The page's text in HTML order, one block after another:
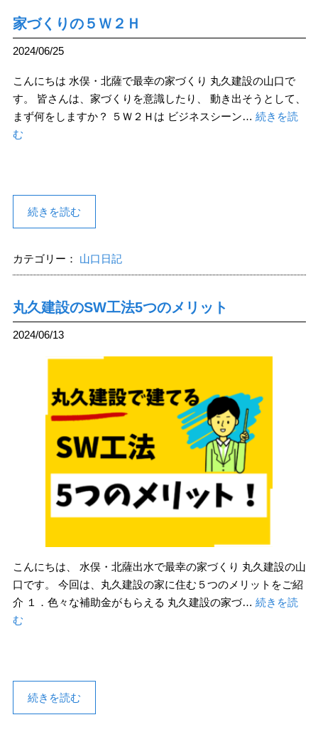
家づくりの５Ｗ２Ｈ
2024/06/25
こんにちは 水俣・北薩で最幸の家づくり 丸久建設の山口で
す。 皆さんは、家づくりを意識したり、 動き出そうとして、
まず何をしますか？ ５Ｗ２Ｈは ビジネスシーン… 続きを読
む
続きを読む
カテゴリー： 山口日記
丸久建設のSW工法5つのメリット
2024/06/13
こんにちは、 水俣・北薩出水で最幸の家づくり 丸久建設の山
口です。 今回は、丸久建設の家に住む５つのメリットをご紹
介 １．色々な補助金がもらえる 丸久建設の家づ… 続きを読
む
続きを読む